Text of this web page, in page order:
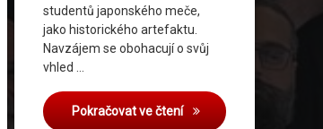
studentů japonského meče,
jako historického artefaktu.
Navzájem se obohacují o svůj
vhled …
Pokračovat ve čtení Seminář kenjutsu &